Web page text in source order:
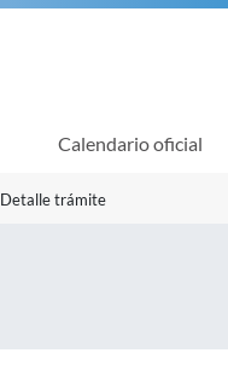
Calendario oficial
Detalle trámite